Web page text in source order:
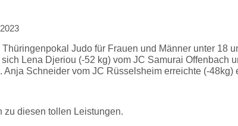
Judo für Frauen und Männer unter 18
Lena Djeriou (-52 kg) vom JC Samurai Offenbach
Schneider vom JC Rüsselsheim erreichte (-48kg)
zu diesen tollen Leistungen.